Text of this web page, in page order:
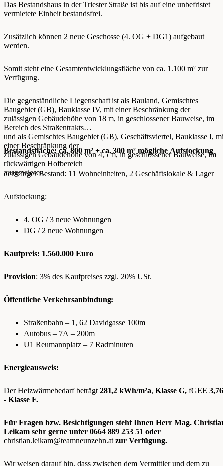
Das Bestandshaus in der Triester Straße ist bis auf eine unbefristet
vermietete Einheit bestandsfrei.
Zusätzlich können 2 neue Geschosse (4. OG + DG1) aufgebaut
werden.
Somit steht eine Gesamtentwicklungsfläche von ca. 1.100 m² zur
Verfügung.
Die gegenständliche Liegenschaft ist als Bauland, Gemischtes
Baugebiet (GB), Bauklasse IV, mit einer Beschränkung der
zulässigen Gebäudehöhe von 18 m, in geschlossener Bauweise, im
Bereich des Straßentrakts
und als Gemischtes Baugebiet (GB), Geschäftsviertel, Bauklasse I,
einer Beschränkung der
zulässigen Gebäudehöhe von 4,5 m, in geschlossener Bauweise, im
rückwärtigen Hofbereich
ausgewiesen.
Bestandsfläche: ca. 800 m² + ca. 300 m² mögliche Aufstockung
derzeitiger Bestand: 11 Wohneinheiten, 2 Geschäftslokale & Lager
Aufstockung:
4. OG / 3 neue Wohnungen
DG / 2 neue Wohnungen
Kaufpreis: 1.560.000 Euro
Provision: 3% des Kaufpreises zzgl. 20% USt.
Öffentliche Verkehrsanbindung:
Straßenbahn – 1, 62 Davidgasse 100m
Autobus – 7A – 200m
U1 Reumannplatz – 7 Radminuten
Energieausweis:
Der Heizwärmebedarf beträgt 281,2 kWh/m²a, Klasse G, fGEE 3,76
- Klasse F.
Für Fragen bzw. Besichtigungen steht Ihnen Herr Mag.
Leikam sehr gerne unter 0664 889 253 51 oder
christian.leikam@teamneunzehn.at zur Verfügung.
Wir weisen darauf hin, dass zwischen dem Vermittler und dem zu